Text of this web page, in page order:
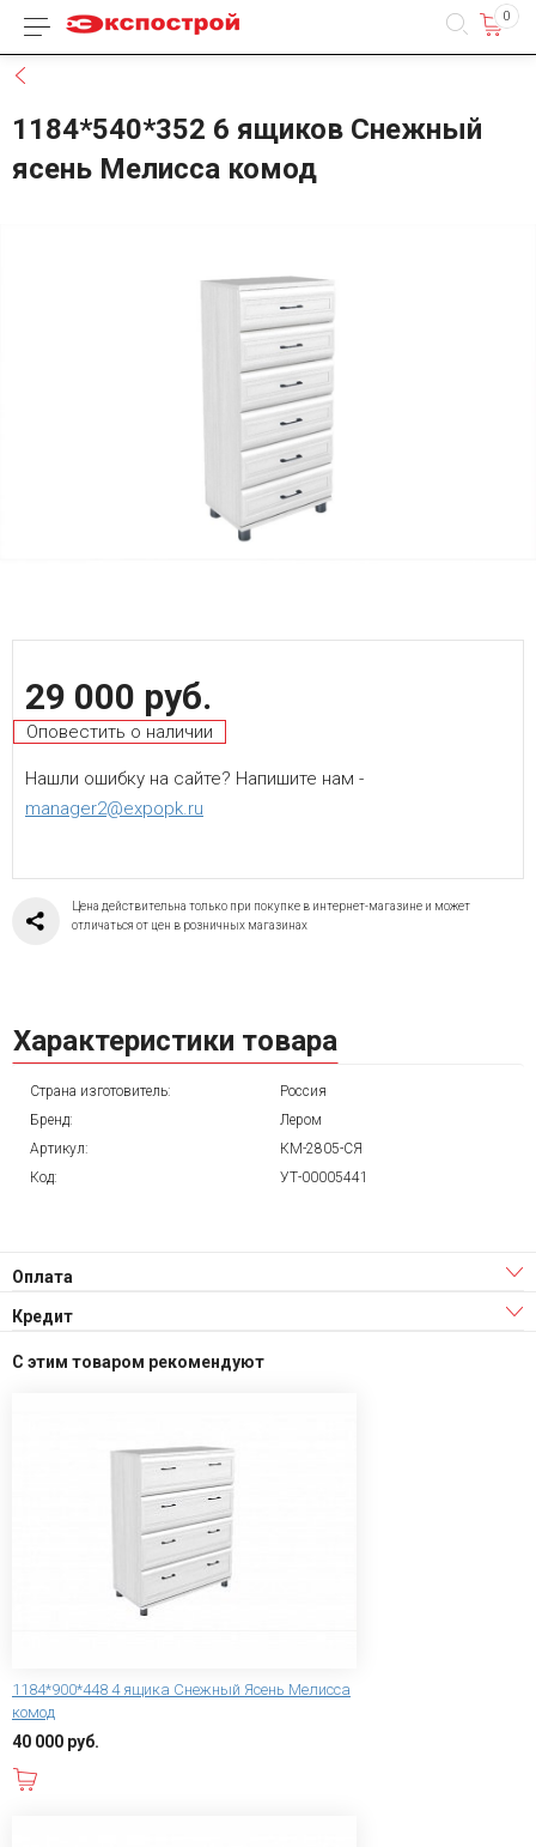
Каталог товаров 0
1184*540*352 6 ящиков Снежный
ясень Мелисса комод
29 000 руб.
Оповестить о наличии
Нашли ошибку на сайте? Напишите нам -
manager2@expopk.ru
Цена действительна только при покупке в интернет-магазине и может
отличаться от цен в розничных магазинах
Характеристики товара
Страна изготовитель:
Россия
Бренд:
Лером
Артикул:
КМ-2805-СЯ
Код:
УТ-00005441
Оплата
Кредит
С этим товаром рекомендуют
1184*900*448 4 ящика Снежный Ясень Мелисса
комод
40 000 руб.